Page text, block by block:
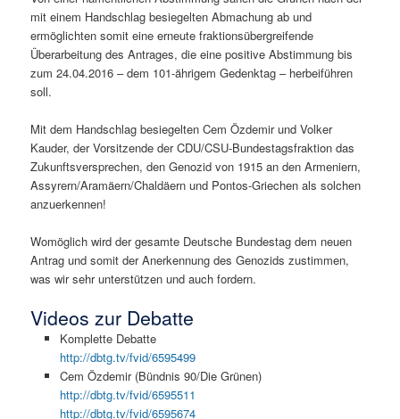
mit einem Handschlag besiegelten Abmachung ab und
ermöglichten somit eine erneute fraktionsübergreifende
Überarbeitung des Antrages, die eine positive Abstimmung bis
zum 24.04.2016 – dem 101-ährigem Gedenktag – herbeiführen
soll.
Mit dem Handschlag besiegelten Cem Özdemir und Volker
Kauder, der Vorsitzende der CDU/CSU-Bundestagsfraktion das
Zukunftsversprechen, den Genozid von 1915 an den Armeniern,
Assyrern/Aramäern/Chaldäern und Pontos-Griechen als solchen
anzuerkennen!
Womöglich wird der gesamte Deutsche Bundestag dem neuen
Antrag und somit der Anerkennung des Genozids zustimmen,
was wir sehr unterstützen und auch fordern.
Videos zur Debatte
Komplette Debatte
http://dbtg.tv/fvid/6595499
Cem Özdemir (Bündnis 90/Die Grünen)
http://dbtg.tv/fvid/6595511
http://dbtg.tv/fvid/6595674